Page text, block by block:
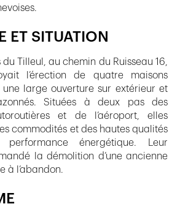
ET SITUATION
du Tilleul, au chemin du Ruisseau 16,
l’érection de quatre maisons
large ouverture sur extérieur et
Situées à deux pas des
et de l’aéroport, elles
commodités et des hautes qualités
énergétique. Leur
la démolition d’une ancienne
à l’abandon.